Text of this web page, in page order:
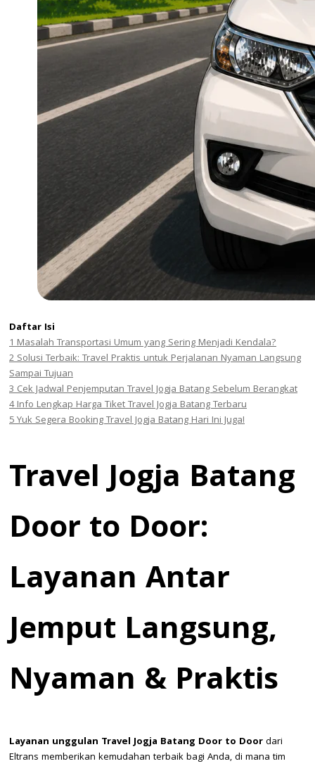
Daftar Isi
1Masalah Transportasi Umum yang Sering Menjadi Kendala?
2Solusi Terbaik: Travel Praktis untuk Perjalanan Nyaman Langsung
Sampai Tujuan
3Cek Jadwal Penjemputan Travel Jogja Batang Sebelum Berangkat
4Info Lengkap Harga Tiket Travel Jogja Batang Terbaru
5Yuk Segera Booking Travel Jogja Batang Hari Ini Juga!
Travel Jogja Batang
Door to Door:
Layanan Antar
Jemput Langsung,
Nyaman & Praktis
Layanan unggulan Travel Jogja Batang Door to Doordari
Eltrans memberikan kemudahan terbaik bagi Anda, di mana tim